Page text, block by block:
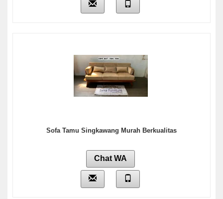
Sofa Tamu Singkawang Murah Berkualitas
Chat WA